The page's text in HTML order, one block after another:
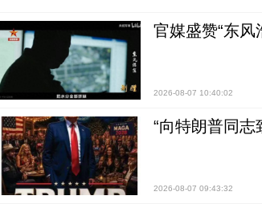
官媒盛赞“东
2026-08-07 10:40:02
“向特朗普同志
2026-08-07 09:43:32